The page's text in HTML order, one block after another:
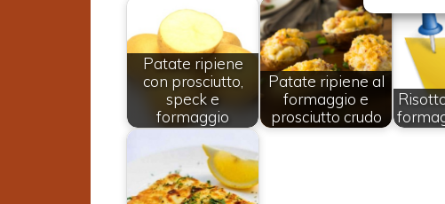
Patate ripiene
con prosciutto,
speck e
formaggio
Patate ripiene al
formaggio e
prosciutto crudo